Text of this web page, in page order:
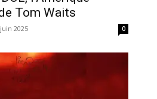
Tom Waits
2025 0